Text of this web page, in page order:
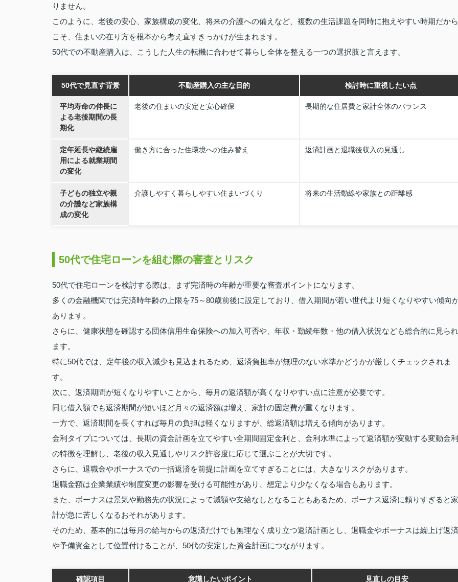
りません。
このように、老後の安心、家族構成の変化、将来の介護への備えなど、複数の生活課題を同時に抱えやすい時期だから
こそ、住まいの在り方を根本から考え直すきっかけが生まれます。
50代での不動産購入は、こうした人生の転機に合わせて暮らし全体を整える一つの選択肢と言えます。
50代で見直す背景 不動産購入の主な目的 検討時に重視したい点
平均寿命の伸長に
よる老後期間の長
期化
老後の住まいの安定と安心確保 長期的な住居費と家計全体のバランス
定年延長や継続雇
用による就業期間
の変化
働き方に合った住環境への住み替え 返済計画と退職後収入の見通し
子どもの独立や親
の介護など家族構
成の変化
介護しやすく暮らしやすい住まいづくり 将来の生活動線や家族との距離感
50代で住宅ローンを組む際の審査とリスク
50代で住宅ローンを検討する際は、まず完済時の年齢が重要な審査ポイントになります。
多くの金融機関では完済時年齢の上限を75～80歳前後に設定しており、借入期間が若い世代より短くなりやすい傾向
あります。
さらに、健康状態を確認する団体信用生命保険への加入可否や、年収・勤続年数・他の借入状況なども総合的に見られ
ます。
特に50代では、定年後の収入減少も見込まれるため、返済負担率が無理のない水準かどうかが厳しくチェックされま
す。
次に、返済期間が短くなりやすいことから、毎月の返済額が高くなりやすい点に注意が必要です。
同じ借入額でも返済期間が短いほど月々の返済額は増え、家計の固定費が重くなります。
一方で、返済期間を長くすれば毎月の負担は軽くなりますが、総返済額は増える傾向があります。
金利タイプについては、長期の資金計画を立てやすい全期間固定金利と、金利水準によって返済額が変動する変動金利
の特徴を理解し、老後の収入見通しやリスク許容度に応じて選ぶことが大切です。
さらに、退職金やボーナスでの一括返済を前提に計画を立てすぎることには、大きなリスクがあります。
退職金額は企業業績や制度変更の影響を受ける可能性があり、想定より少なくなる場合もあります。
また、ボーナスは景気や勤務先の状況によって減額や支給なしとなることもあるため、ボーナス返済に頼りすぎると家
計が急に苦しくなるおそれがあります。
そのため、基本的には毎月の給与からの返済だけでも無理なく成り立つ返済計画とし、退職金やボーナスは繰上げ返済
や予備資金として位置付けることが、50代の安定した資金計画につながります。
確認項目 意識したいポイント 見直しの目安